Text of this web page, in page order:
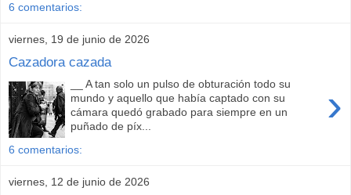
6 comentarios:
viernes, 19 de junio de 2026
Cazadora cazada
›
__ A tan solo un pulso de obturación todo su
mundo y aquello que había captado con su
cámara quedó grabado para siempre en un
puñado de píx...
6 comentarios:
viernes, 12 de junio de 2026